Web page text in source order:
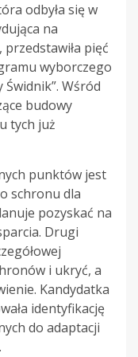
odbyła się w
na
pięć
wyborczego
Wśród
budowy
tych już
punktów jest
schronu dla
pozyskać na
Drugi
i ukryć, a
Kandydatka
identyfikację
do adaptacji